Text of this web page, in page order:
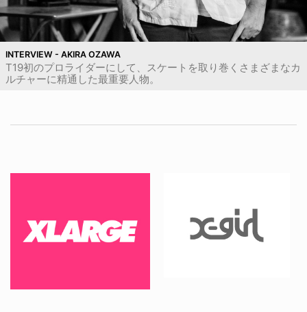
INTERVIEW - AKIRA OZAWA
T19初のプロライダーにして、スケートを取り巻くさまざまなカ
ルチャーに精通した最重要人物。